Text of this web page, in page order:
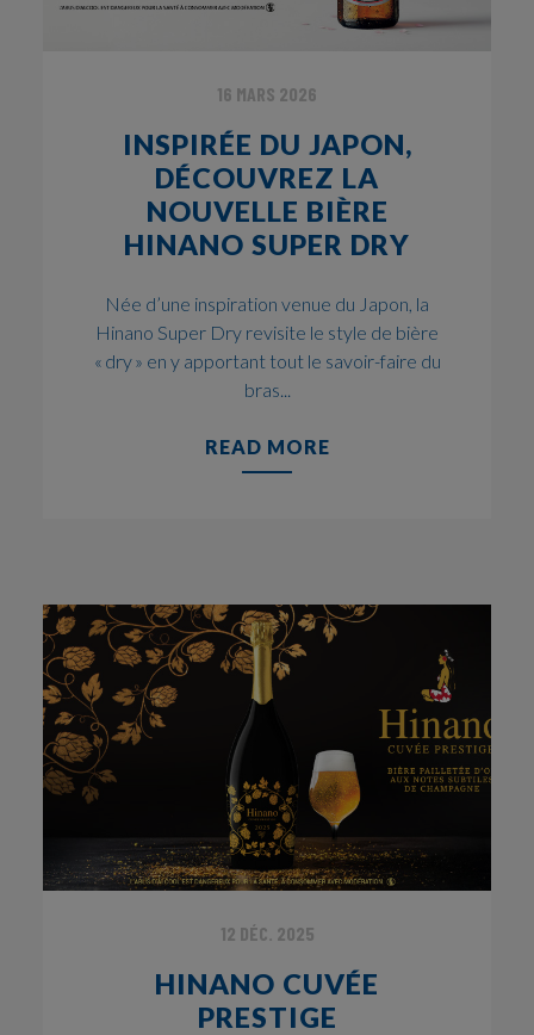
16 MARS 2026
INSPIRÉE DU JAPON,
DÉCOUVREZ LA
NOUVELLE BIÈRE
HINANO SUPER DRY
Née d’une inspiration venue du Japon, la
Hinano Super Dry revisite le style de bière
« dry » en y apportant tout le savoir-faire du
bras...
READ MORE
12 DÉC. 2025
HINANO CUVÉE
PRESTIGE